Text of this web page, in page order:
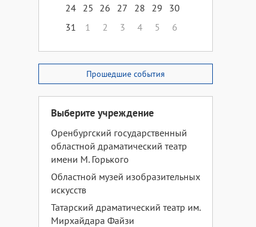
24 25 26 27 28 29
30
31
1 2 3 4 5 6
Прошедшие события
Выберите учреждение
Оренбургский государственный
областной драматический театр
имени М. Горького
Областной музей изобразительных
искусств
Татарский драматический театр им.
Мирхайдара Файзи